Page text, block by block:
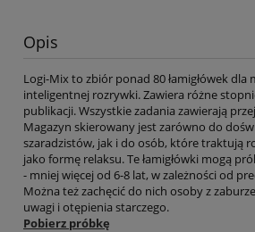
Opis
Logi-Mix to zbiór ponad 80 łamigłówek dla
inteligentnej rozrywki. Zawiera różne
publikacji. Wszystkie zadania zawierają
Magazyn skierowany jest zarówno do
szaradzistów, jak i do osób, które traktują
jako formę relaksu. Te łamigłówki mogą
- mniej więcej od 6-8 lat, w zależności od
Można też zachęcić do nich osoby z
uwagi i otępienia starczego.
Pobierz próbkę